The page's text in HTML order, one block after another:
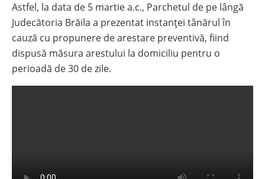
Astfel, la data de 5 martie a.c., Parchetul de pe lângă
Judecătoria Brăila a prezentat instanței tânărul în
cauză cu propunere de arestare preventivă, fiind
dispusă măsura arestului la domiciliu pentru o
perioadă de 30 de zile.